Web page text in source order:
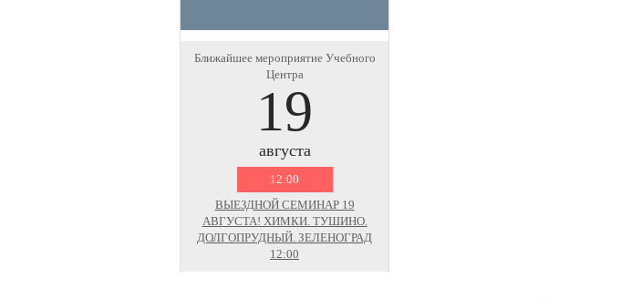
Ближайшее мероприятие Учебного
Центра
19
августа
12:00
ВЫЕЗДНОЙ СЕМИНАР 19
АВГУСТА! ХИМКИ. ТУШИНО.
ДОЛГОПРУДНЫЙ. ЗЕЛЕНОГРАД
12:00